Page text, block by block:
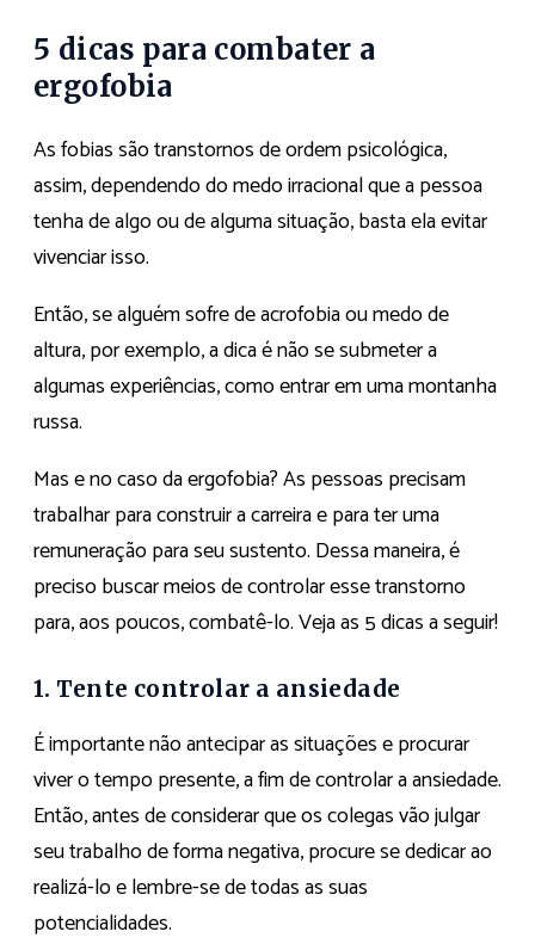
5 dicas para combater a
ergofobia
As fobias são transtornos de ordem psicológica,
assim, dependendo do medo irracional que a pessoa
tenha de algo ou de alguma situação, basta ela evitar
vivenciar isso.
Então, se alguém sofre de acrofobia ou medo de
altura, por exemplo, a dica é não se submeter a
algumas experiências, como entrar em uma montanha
russa.
Mas e no caso da ergofobia? As pessoas precisam
trabalhar para construir a carreira e para ter uma
remuneração para seu sustento. Dessa maneira, é
preciso buscar meios de controlar esse transtorno
para, aos poucos, combatê-lo. Veja as 5 dicas a seguir!
1. Tente controlar a ansiedade
É importante não antecipar as situações e procurar
viver o tempo presente, a fim de controlar a ansiedade.
Então, antes de considerar que os colegas vão julgar
seu trabalho de forma negativa, procure se dedicar ao
realizá-lo e lembre-se de todas as suas
potencialidades.